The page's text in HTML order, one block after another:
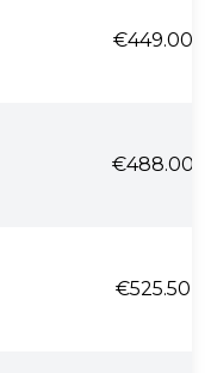
€449.00
€488.00
€525.50